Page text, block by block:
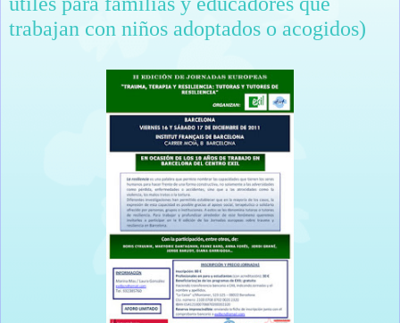
trabajan con niños adoptados o acogidos)